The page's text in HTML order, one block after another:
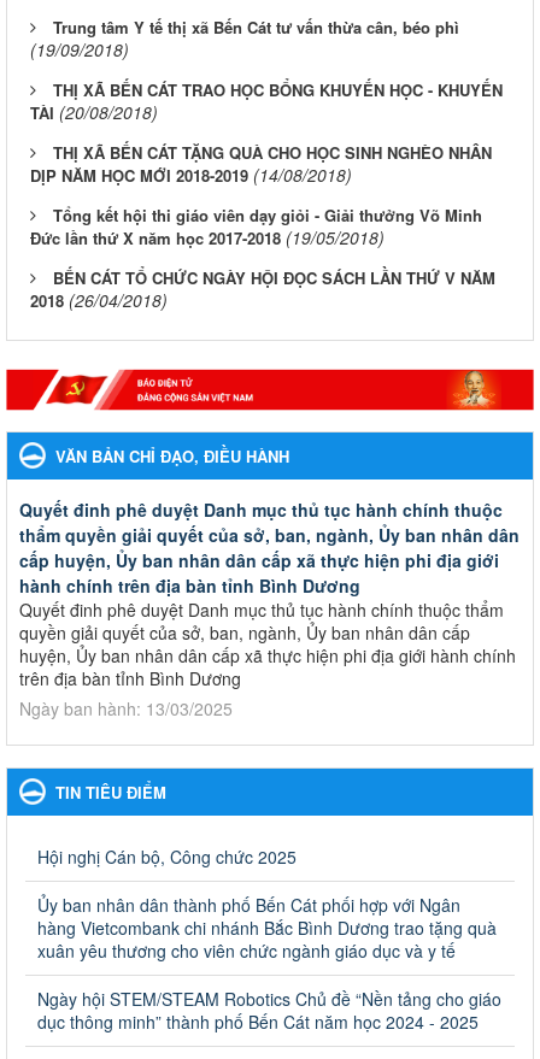
Trung tâm Y tế thị xã Bến Cát tư vấn thừa cân, béo phì
(19/09/2018)
THỊ XÃ BẾN CÁT TRAO HỌC BỔNG KHUYẾN HỌC - KHUYẾN
TÀI (20/08/2018)
THỊ XÃ BẾN CÁT TẶNG QUÀ CHO HỌC SINH NGHÈO NHÂN
DỊP NĂM HỌC MỚI 2018-2019 (14/08/2018)
Tổng kết hội thi giáo viên dạy giỏi - Giải thưởng Võ Minh
Đức lần thứ X năm học 2017-2018 (19/05/2018)
BẾN CÁT TỔ CHỨC NGÀY HỘI ĐỌC SÁCH LẦN THỨ V NĂM
2018 (26/04/2018)
VĂN BẢN CHỈ ĐẠO, ĐIỀU HÀNH
Quyết đinh phê duyệt Danh mục thủ tục hành chính thuộc
thẩm quyền giải quyết của sở, ban, ngành, Ủy ban nhân dân
cấp huyện, Ủy ban nhân dân cấp xã thực hiện phi địa giới
hành chính trên địa bàn tỉnh Bình Dương
Quyết đinh phê duyệt Danh mục thủ tục hành chính thuộc thẩm
quyền giải quyết của sở, ban, ngành, Ủy ban nhân dân cấp
huyện, Ủy ban nhân dân cấp xã thực hiện phi địa giới hành chính
trên địa bàn tỉnh Bình Dương
Ngày ban hành: 13/03/2025
Kế hoạch Phổ biến, giáo dục pháp luật năm 2025 của ngành
Giáo dục và Đào tạo thành phố Bến Cát
Kế hoạch Phổ biến, giáo dục pháp luật năm 2025 của ngành
Ngày ban hành: 28/02/2025
Quyết định công bố thủ tục hành chính bị bãi bỏ trong lĩnh
vực giáo dục đào tạo thuộc hệ giáo dục quốc dân và cơ sở
giáo dục khác thuộc thẩm quyền giải quyết của Sở Giáo dục
và Đào tạo, Ủy ban nhân dân cấp huyện
Quyết định công bố thủ tục hành chính bị bãi bỏ trong lĩnh vực
giáo dục đào tạo thuộc hệ giáo dục quốc dân và cơ sở giáo dục
khác thuộc thẩm quyền giải quyết của Sở Giáo dục và Đào tạo,
TIN TIÊU ĐIỂM
Hội nghị Cán bộ, Công chức 2025
Ủy ban nhân dân thành phố Bến Cát phối hợp với Ngân
hàng Vietcombank chi nhánh Bắc Bình Dương trao tặng quà
xuân yêu thương cho viên chức ngành giáo dục và y tế
Ngày hội STEM/STEAM Robotics Chủ đề “Nền tảng cho giáo
dục thông minh” thành phố Bến Cát năm học 2024 - 2025